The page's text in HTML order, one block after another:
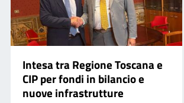
Intesa tra Regione Toscana e
CIP per fondi in bilancio e
nuove infrastrutture